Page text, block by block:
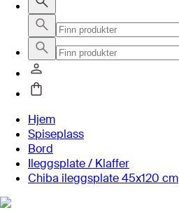
Hjem
Spiseplass
Bord
Ileggsplate / Klaffer
Chiba ileggsplate 45x120 cm